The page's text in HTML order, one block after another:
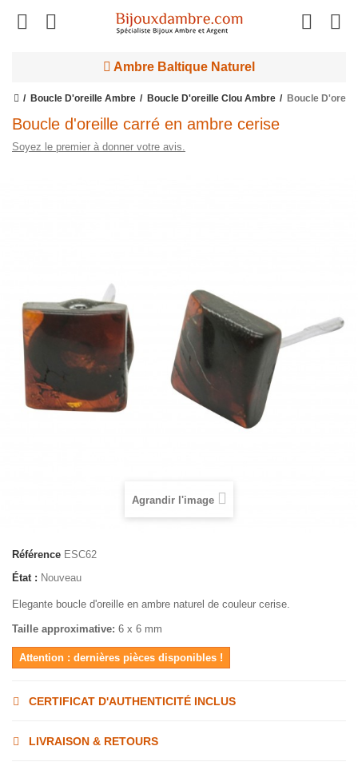
Ambre Baltique Naturel
Boucle D'oreille Ambre Boucle D'oreille Clou Ambre Boucle
Boucle d'oreille carré en ambre cerise
Soyez le premier à donner votre avis.
Agrandir l'image
Référence ESC62
État : Nouveau
Elegante boucle d'oreille en ambre naturel de couleur cerise.
Taille approximative: 6 x 6 mm
Attention : dernières pièces disponibles !
CERTIFICAT D'AUTHENTICITÉ INCLUS
LIVRAISON & RETOURS